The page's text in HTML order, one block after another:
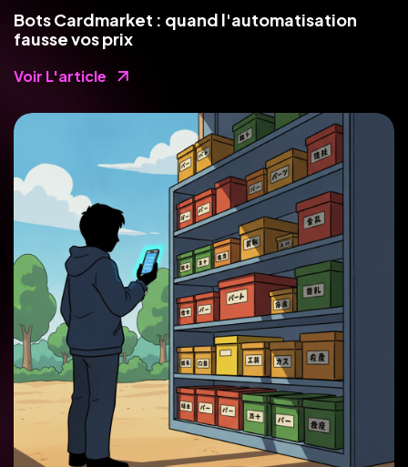
Bots Cardmarket : quand l'automatisation
fausse vos prix
Voir L'article